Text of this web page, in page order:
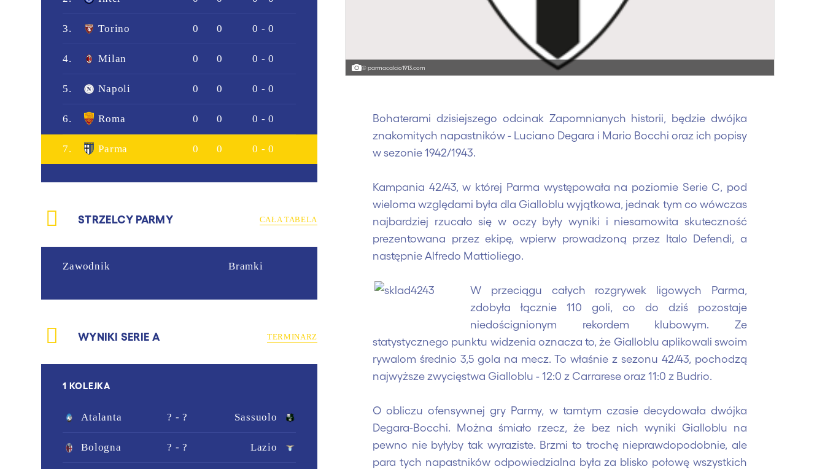
3. Torino 0 0 0 - 0
4. Milan 0 0 0 - 0
5. Napoli 0 0 0 - 0
6. Roma 0 0 0 - 0
7. Parma 0 0 0 - 0
STRZELCY PARMY CAŁA TABELA
Zawodnik Bramki
WYNIKI SERIE A TERMINARZ
1 KOLEJKA
Atalanta ? - ? Sassuolo
Bologna ? - ? Lazio
© parmacalcio1913.com
Bohaterami dzisiejszego odcinak Zapomnianych historii, będzie dwójka
znakomitych napastników - Luciano Degara i Mario Bocchi oraz ich popisy
w sezonie 1942/1943.
Kampania 42/43, w której Parma występowała na poziomie Serie C, pod
wieloma względami była dla Gialloblu wyjątkowa, jednak tym co wówczas
najbardziej rzucało się w oczy były wyniki i niesamowita skuteczność
prezentowana przez ekipę, wpierw prowadzoną przez Italo Defendi, a
następnie Alfredo Mattioliego.
W przeciągu całych rozgrywek ligowych Parma,
zdobyła łącznie 110 goli, co do dziś pozostaje
niedoścignionym rekordem klubowym. Ze
statystycznego punktu widzenia oznacza to, że Gialloblu aplikowali swoim
rywalom średnio 3,5 gola na mecz. To właśnie z sezonu 42/43, pochodzą
najwyższe zwycięstwa Gialloblu - 12:0 z Carrarese oraz 11:0 z Budrio.
O obliczu ofensywnej gry Parmy, w tamtym czasie decydowała dwójka
Degara-Bocchi. Można śmiało rzecz, że bez nich wyniki Gialloblu na
pewno nie byłyby tak wyraziste. Brzmi to trochę nieprawdopodobnie, ale
para tych napastników odpowiedzialna była za blisko połowę wszystkich